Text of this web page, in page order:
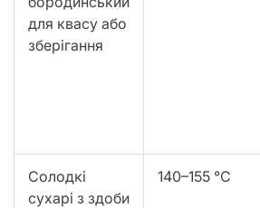
для квасу або
зберігання
Солодкі
сухарі з здоби
140–155 °C